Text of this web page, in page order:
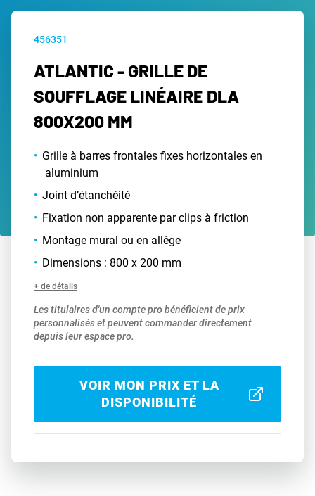
456351
ATLANTIC - GRILLE DE
SOUFFLAGE LINÉAIRE DLA
800X200 MM
Grille à barres frontales fixes horizontales en
aluminium
Joint d’étanchéité
Fixation non apparente par clips à friction
Montage mural ou en allège
Dimensions : 800 x 200 mm
+ de détails
Les titulaires d'un compte pro bénéficient de prix
personnalisés et peuvent commander directement
depuis leur espace pro.
VOIR MON PRIX ET LA
DISPONIBILITÉ